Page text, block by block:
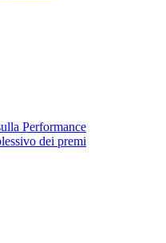
Performance
dei premi